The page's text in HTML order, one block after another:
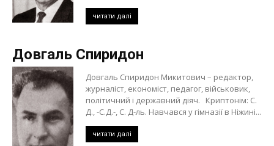
читати далі
Довгаль Спиридон
Довгаль Спиридон Микитович – редактор,
журналіст, економіст, педагог, військовик,
політичний і державний діяч. Криптонім: С.
Д., -С.Д.-, С. Д-ль. Навчався у гімназії в Ніжині...
читати далі